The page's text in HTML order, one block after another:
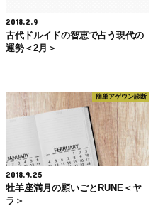
2018.2.9
古代ドルイドの智恵で占う現代の
運勢＜2月＞
簡単アゲウン診断
2018.9.25
牡羊座満月の願いごとRUNE＜ヤ
ラ＞